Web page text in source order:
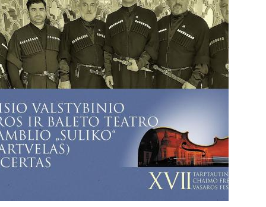
2018 (XV festivalis)
2004–2017 m. festivalis